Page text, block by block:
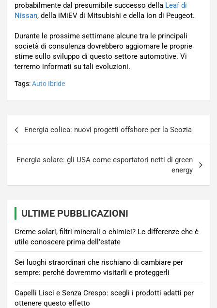
probabilmente dal presumibile successo della Leaf di
Nissan, della iMiEV di Mitsubishi e della Ion di Peugeot.
Durante le prossime settimane alcune tra le principali
società di consulenza dovrebbero aggiornare le proprie
stime sullo sviluppo di questo settore automotive. Vi
terremo informati su tali evoluzioni.
Tags:Auto Ibride
articoli
Energia eolica: nuovi progetti offshore per la Scozia
Energia solare: gli USA come esportatori netti di green
energy
ULTIME PUBBLICAZIONI
Creme solari, filtri minerali o chimici? Le differenze che è
utile conoscere prima dell’estate
Sei luoghi straordinari che rischiano di cambiare per
sempre: perché dovremmo visitarli e proteggerli
Capelli Lisci e Senza Crespo: scegli i prodotti adatti per
ottenere questo effetto